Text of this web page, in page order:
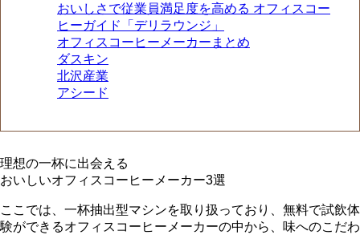
おいしさで従業員満足度を高める オフィスコー
ヒーガイド「デリラウンジ」
オフィスコーヒーメーカーまとめ
ダスキン
北沢産業
アシード
理想の一杯に出会える
おいしいオフィスコーヒーメーカー3選
ここでは、一杯抽出型マシンを取り扱っており、無料で試飲体
験ができるオフィスコーヒーメーカーの中から、味へのこだわ